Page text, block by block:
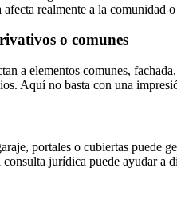
realmente a la comunidad
o comunes
a elementos comunes,
Aquí no basta con una
portales o cubiertas puede
jurídica puede ayudar